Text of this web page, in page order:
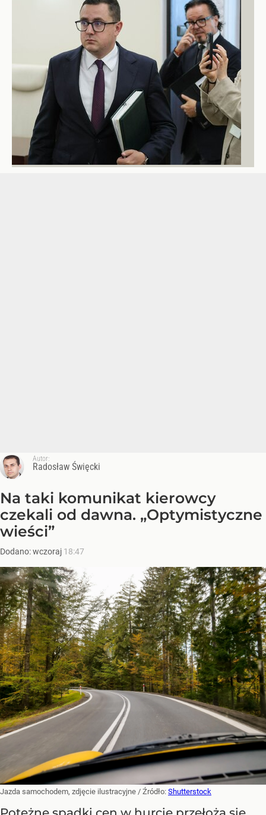
Autor:
Radosław Święcki
Na taki komunikat kierowcy
czekali od dawna. „Optymistyczne
wieści”
Dodano:wczoraj 18:47
Jazda samochodem, zdjęcie ilustracyjne / Źródło: Shutterstock